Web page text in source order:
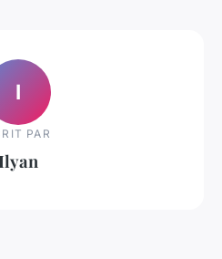
I
PAR